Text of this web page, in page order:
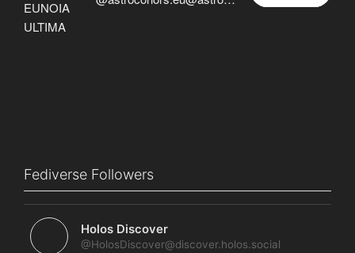
Fediverse Followers
Holos Discover
@HolosDiscover@discover.holos.social